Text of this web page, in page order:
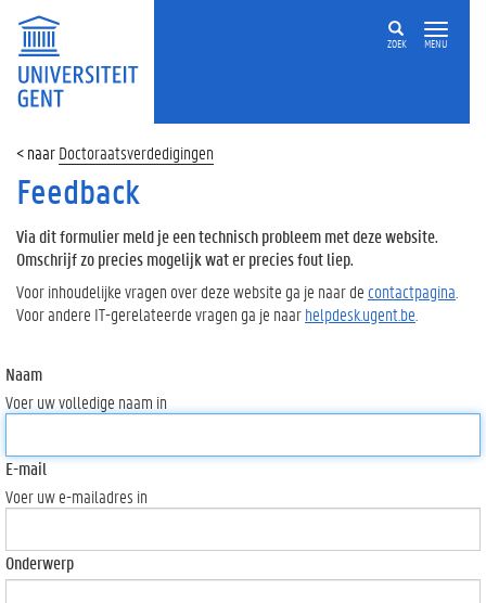
ZOEK MENU
Doctoraatsverdedigingen
Feedback
Via dit formulier meld je een technisch probleem met deze website.
Omschrijf zo precies mogelijk wat er precies fout liep.
Voor inhoudelijke vragen over deze website ga je naar de contactpagina
Voor andere IT-gerelateerde vragen ga je naarhelpdesk.ugent.be
Naam
Voer uw volledige naam in
E-mail
Voer uw e-mailadres in
Onderwerp